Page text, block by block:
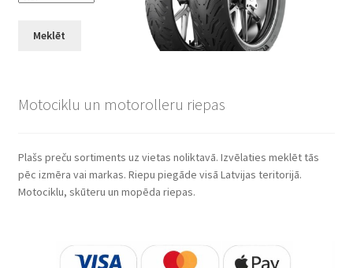
Meklēt
Motociklu un motorolleru riepas
Plašs preču sortiments uz vietas noliktavā. Izvēlaties meklēt tās
pēc izmēra vai markas. Riepu piegāde visā Latvijas teritorijā.
Motociklu, skūteru un mopēda riepas.